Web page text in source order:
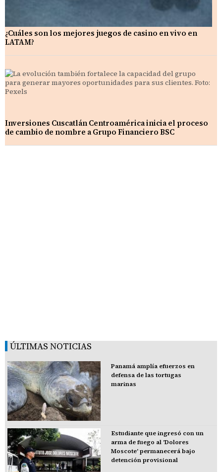
¿Cuáles son los mejores juegos de casino en vivo en
LATAM?
Inversiones Cuscatlán Centroamérica inicia el proceso
de cambio de nombre a Grupo Financiero BSC
ÚLTIMAS NOTICIAS
Panamá amplía efuerzos en
defensa de las tortugas
marinas
Estudiante que ingresó con un
arma de fuego al 'Dolores
Moscote' permanecerá bajo
detención provisional